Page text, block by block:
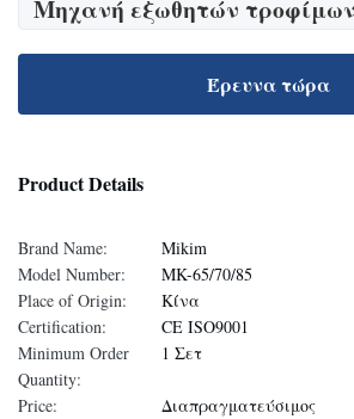
Μηχανή εξωθητών
Έρευνα τώρα
Product Details
Brand Name:
Mikim
Model Number:
MK-65/70/85
Place of Origin:
Κίνα
Certification:
CE ISO9001
Minimum Order
Quantity:
1 Σετ
Price:
Διαπραγματεύσιμος